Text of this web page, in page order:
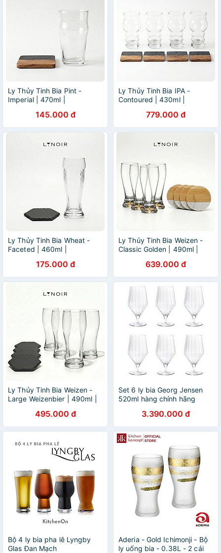
Ly Thủy Tinh Bia Pint -
Imperial | 470ml |
145.000 đ
Ly Thủy Tinh Bia IPA -
Contoured | 430ml |
779.000 đ
Ly Thủy Tinh Bia Wheat -
Faceted | 460ml |
175.000 đ
Ly Thủy Tinh Bia Weizen -
Classic Golden | 490ml |
639.000 đ
Ly Thủy Tinh Bia Weizen -
Large Weizenbier | 490ml |
495.000 đ
Set 6 ly bia Georg Jensen
520ml hàng chính hãng
3.390.000 đ
Bộ 4 ly bia pha lê Lyngby
Glas Đan Mạch
Aderia - Gold Ichimonji - Bộ
ly uống bia - 0.38L - 2 cái